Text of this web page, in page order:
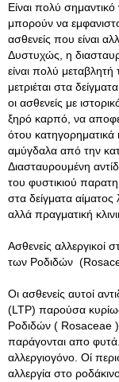
Είναι πολύ σημαντικό
μπορούν να
ασθενείς που είναι
Δυστυχώς, η
είναι πολύ
μετριέται στα
οι ασθενείς με
ξηρό καρπό, να
ότου κατηγορηματικά
αμύγδαλα από την
Διασταυρουμένη
του φυστικιού
στα δείγματα
αλλά πραγματική
Ασθενείς αλλεργικοί
των Ροδιδών
Οι ασθενείς αυτοί
(LTP) παρούσα
Ροδιδών ( Rosaceae
παράγονται απο
αλλεργιογόνο. Οί
αλλεργία στο